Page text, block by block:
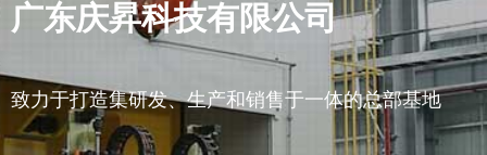
广东庆昇科技有限公司
致力于打造集研发、生产和销售于一体的总部基地